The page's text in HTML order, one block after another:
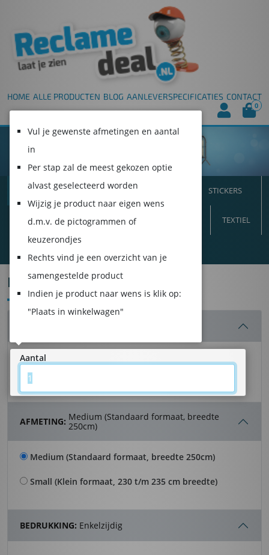
HOME ALLE PRODUCTEN BLOG AANLEVERSPECIFICATIES CONTACT
0
ALLE PRODUCTEN SPANDOEKEN STICKERS
VLAGGEN INTERIEUR BORDEN TEXTIEL
DRANGHEKDOEKEN
Aantal
AFMETING: Medium (Standaard formaat, breedte
250cm)
Medium (Standaard formaat, breedte 250cm)
Small (Klein formaat, 230 t/m 235 cm breedte)
BEDRUKKING: Enkelzijdig
Vul je gewenste afmetingen en aantal
in
Per stap zal de meest gekozen optie
alvast geselecteerd worden
Wijzig je product naar eigen wens
d.m.v. de pictogrammen of
keuzerondjes
Rechts vind je een overzicht van je
samengestelde product
Indien je product naar wens is klik op:
"Plaats in winkelwagen"